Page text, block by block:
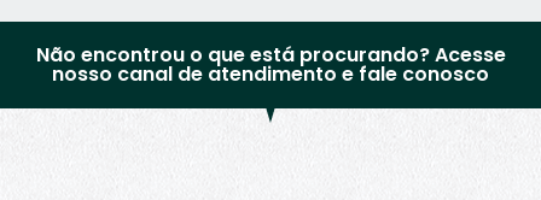
Não encontrou o que está procurando? Acesse
nosso canal de atendimento e fale conosco